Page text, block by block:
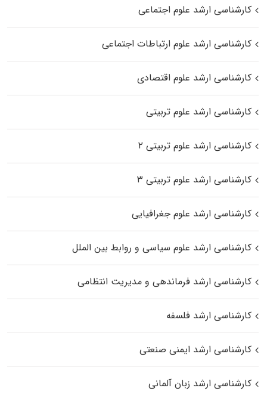
کارشناسی ارشد علوم اجتماعی
کارشناسی ارشد علوم ارتباطات اجتماعی
کارشناسی ارشد علوم اقتصادی
کارشناسی ارشد علوم تربیتی
کارشناسی ارشد علوم تربیتی ۲
کارشناسی ارشد علوم تربیتی ۳
کارشناسی ارشد علوم جغرافیایی
کارشناسی ارشد علوم سیاسی و روابط بین الملل
کارشناسی ارشد فرماندهی و مدیریت انتظامی
کارشناسی ارشد فلسفه
کارشناسی ارشد ایمنی صنعتی
کارشناسی ارشد زبان آلمانی